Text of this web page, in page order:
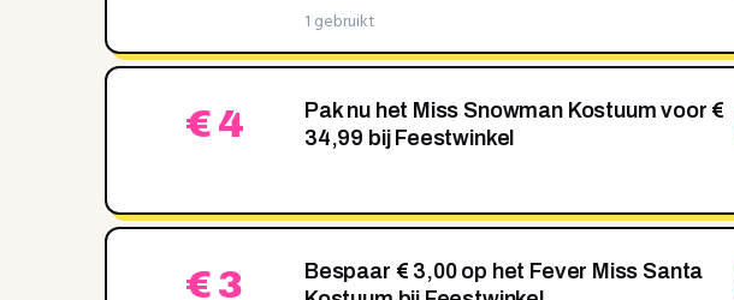
1 gebruikt
€ 4
Pak nu het Miss Snowman Kostuum voor €
34,99 bij Feestwinkel
€ 3
Bespaar € 3,00 op het Fever Miss Santa